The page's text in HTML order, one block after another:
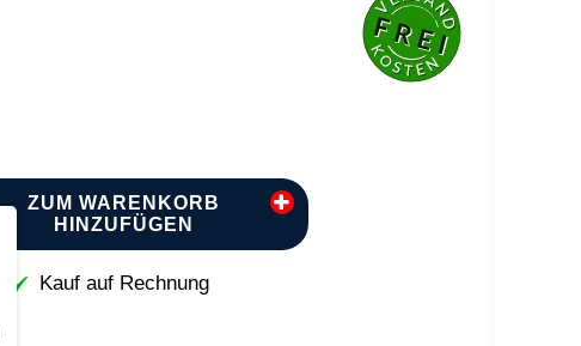
ZUM WARENKORB
HINZUFÜGEN
Kauf auf Rechnung